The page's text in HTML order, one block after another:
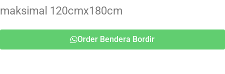
maksimal 120cmx180cm
Order Bendera Bordir